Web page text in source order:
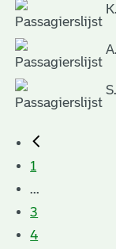
A.
1
...
3
4